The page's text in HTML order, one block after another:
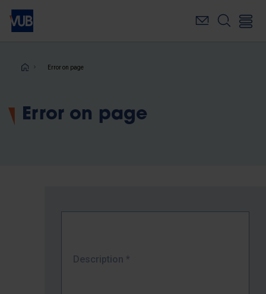
Skip
main
Breadcrumb
Error on page
Error on page
Description *